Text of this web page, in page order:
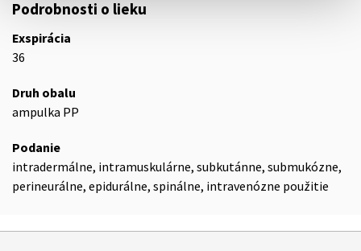
Podrobnosti o lieku
Exspirácia
36
Druh obalu
ampulka PP
Podanie
intradermálne, intramuskulárne, subkutánne, submukózne,
perineurálne, epidurálne, spinálne, intravenózne použitie